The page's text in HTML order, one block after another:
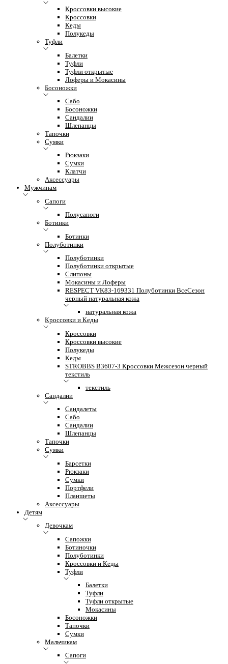
Кроссовки высокие
Кроссовки
Кеды
Полукеды
Туфли
Балетки
Туфли
Туфли открытые
Лоферы и Мокасины
Босоножки
Сабо
Босоножки
Сандалии
Шлепанцы
Тапочки
Сумки
Рюкзаки
Сумки
Клатчи
Аксессуары
Мужчинам
Сапоги
Полусапоги
Ботинки
Ботинки
Полуботинки
Полуботинки
Полуботинки открытые
Слипоны
Мокасины и Лоферы
RESPECT VK83-169331 Полуботинки ВсеСезон
черный натуральная кожа
натуральная кожа
Кроссовки и Кеды
Кроссовки
Кроссовки высокие
Полукеды
Кеды
STROBBS B3607-3 Кроссовки Межсезон черный
текстиль
текстиль
Сандалии
Сандалеты
Сабо
Сандалии
Шлепанцы
Тапочки
Сумки
Барсетки
Рюкзаки
Сумки
Портфели
Планшеты
Аксессуары
Детям
Девочкам
Сапожки
Ботиночки
Полуботинки
Кроссовки и Кеды
Туфли
Балетки
Туфли
Туфли открытые
Мокасины
Босоножки
Тапочки
Сумки
Мальчикам
Сапоги